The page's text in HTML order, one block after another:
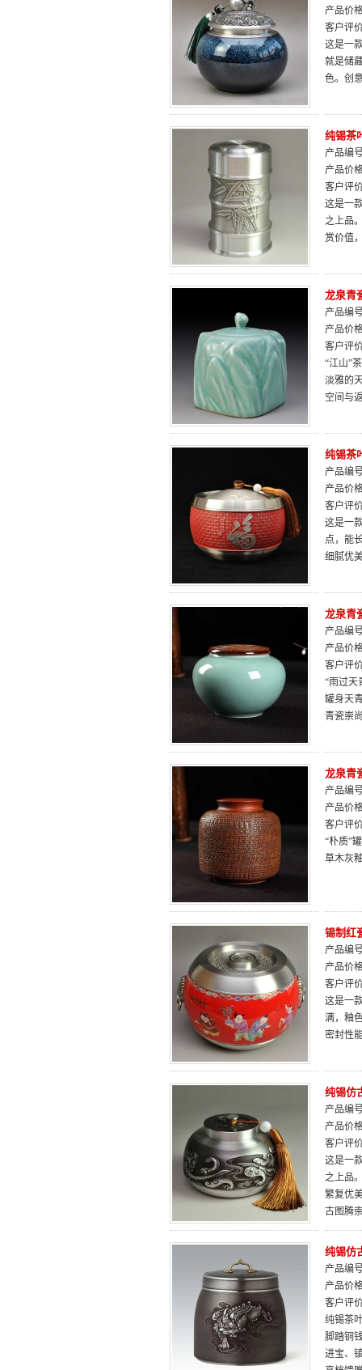
产品价
客户评
这是一
就是储
色。创
纯锡茶
产品编
产品价
客户评
这是一
之上品
赏价值
龙泉青
产品编
产品价
客户评
“江山”
淡雅的
空间与
纯锡茶
产品编
产品价
客户评
这是一
点，能
细腻优
龙泉青
产品编
产品价
客户评
“雨过天
罐身天
青瓷崇
龙泉青
产品编
产品价
客户评
“朴质”
草木灰
锡制红
产品编
产品价
客户评
这是一
满，釉
密封性
纯锡仿
产品编
产品价
客户评
这是一
之上品
繁复优
古图腾
纯锡仿
产品编
产品价
客户评
纯锡茶
脚踏铜
进宝、